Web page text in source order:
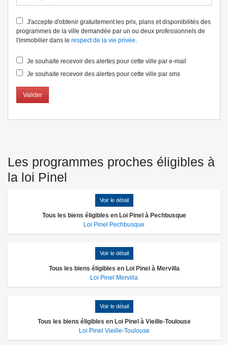
J'accepte d'obtenir gratuitement les prix, plans et disponibilités des
programmes de la ville demandée par un ou deux professionnels de
l'immobilier dans le respect de la vie privée.
Je souhaite recevoir des alertes pour cette ville par e-mail
Je souhaite recevoir des alertes pour cette ville par sms
Valider
Les programmes proches éligibles à
la loi Pinel
Voir le détail
Tous les biens éligibles en Loi Pinel à Pechbusque
Loi Pinel Pechbusque
Voir le détail
Tous les biens éligibles en Loi Pinel à Mervilla
Loi Pinel Mervilla
Voir le détail
Tous les biens éligibles en Loi Pinel à Vieille-Toulouse
Loi Pinel Vieille-Toulouse